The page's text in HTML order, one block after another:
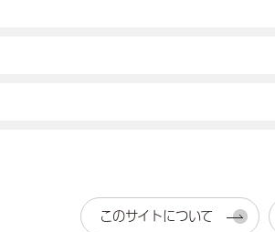
このサイトについて